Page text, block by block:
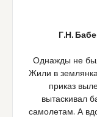
Г.Н.
Однажды не
Жили в
приказ
вытаскивал
самолетам. А